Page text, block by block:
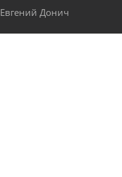
Евгений Донич